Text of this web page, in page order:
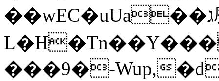
��wEC�uUa��ג䗪
���9�-Wup,